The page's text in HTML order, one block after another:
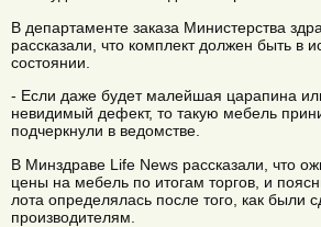
В департаменте заказа Министерства
рассказали, что комплект должен быть в
состоянии.
- Если даже будет малейшая царапина
невидимый дефект, то такую мебель
подчеркнули в ведомстве.
В Минздраве Life News рассказали, что
цены на мебель по итогам торгов, и
лота определялась после того, как были
производителям.